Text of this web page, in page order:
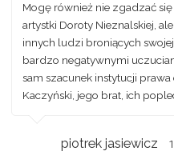
Mogę również nie zgadzać
artystki Doroty Nieznalskiej,
innych ludzi broniących
bardzo negatywnymi
sam szacunek instytucji prawa
Kaczyński, jego brat, ich
piotrek jasiewicz